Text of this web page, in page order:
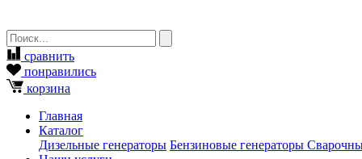
сравнить
понравились
корзина
Главная
Каталог
Дизельные генераторы Бензиновые генераторы